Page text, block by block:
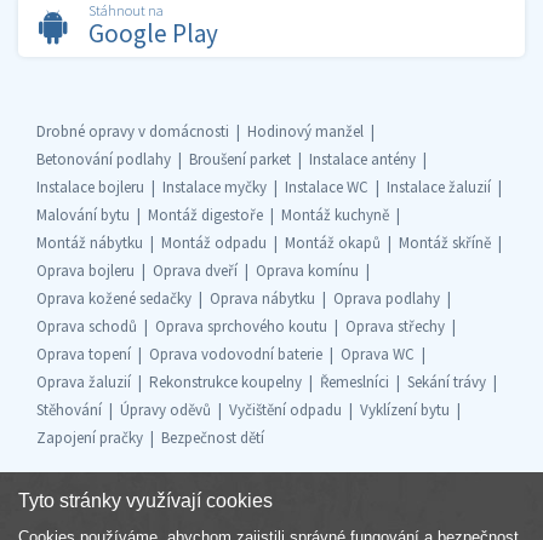
Stáhnout na
Google Play
Drobné opravy v domácnosti
Hodinový manžel
Betonování podlahy
Broušení parket
Instalace antény
Instalace bojleru
Instalace myčky Instalace WC
Instalace žaluzií
Malování bytu
Montáž digestoře
Montáž kuchyně
Montáž nábytku
Montáž odpadu Montáž okapů
Montáž skříně
Oprava bojleru
Oprava dveří
Oprava komínu
Oprava kožené sedačky
Oprava nábytku
Oprava podlahy
Oprava schodů
Oprava sprchového koutu
Oprava střechy
Oprava topení
Oprava vodovodní baterie
Oprava WC
Oprava žaluzií
Rekonstrukce koupelny Řemeslníci
Sekání trávy
Stěhování
Úpravy oděvů Vyčištění odpadu
Vyklízení bytu
Zapojení pračky
Bezpečnost dětí
Tyto stránky využívají cookies